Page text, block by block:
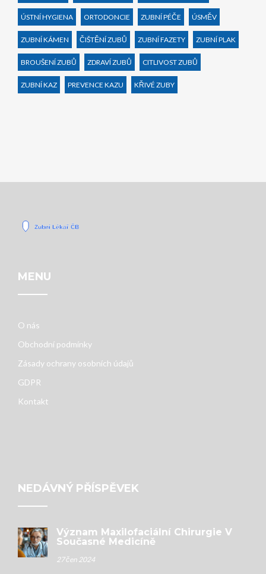
ÚSTNÍ HYGIENA ORTODONCIE ZUBNÍ PÉČE ÚSMĚV
ZUBNÍ KÁMEN ČIŠTĚNÍ ZUBŮ ZUBNÍ FAZETY ZUBNÍ PLAK
BROUŠENÍ ZUBŮ ZDRAVÍ ZUBŮ CITLIVOST ZUBŮ
ZUBNÍ KAZ PREVENCE KAZU KŘIVÉ ZUBY
MENU
O nás
Obchodní podmínky
Zásady ochrany osobních údajů
GDPR
Kontakt
NEDÁVNÝ PŘÍSPĚVEK
Význam Maxilofaciální Chirurgie V
Současné Medicíně
27 čen 2024